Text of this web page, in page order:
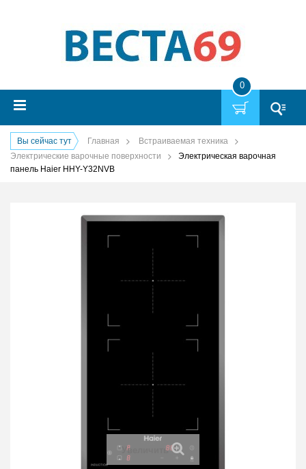
0
Вы сейчас тут Главная
Встраиваемая техника
Электрические варочные поверхности
Электрическая варочная
панель Haier HHY-Y32NVB
Увеличить